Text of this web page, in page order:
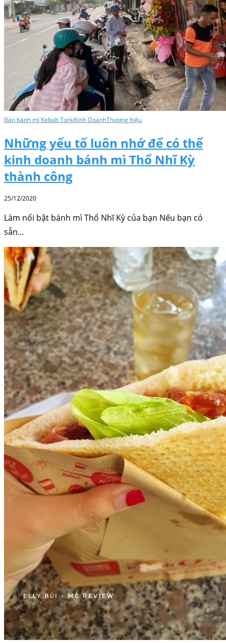
Bán bánh mì Kebab TorkiKinh DoanhThương hiệu
Những yếu tố luôn nhớ để có thể
kinh doanh bánh mì Thổ Nhĩ Kỳ
thành công
25/12/2020
Làm nổi bật bánh mì Thổ Nhĩ Kỳ của bạn Nếu bạn có
sẵn…